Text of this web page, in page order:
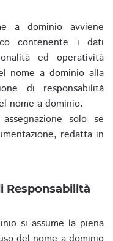
a dominio avviene
contenente i dati
ed operatività
nome a dominio alla
di responsabilità
nome a dominio.
solo se
redatta in
Responsabilità
si assume la piena